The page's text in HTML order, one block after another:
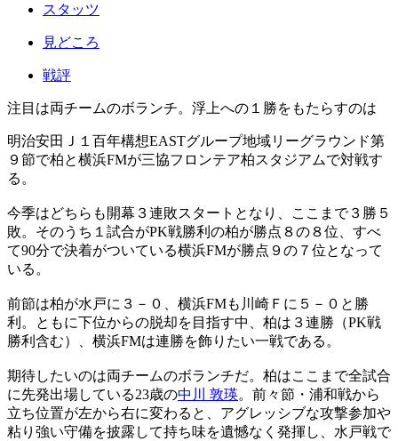
スタッツ
見どころ
戦評
注目は両チームのボランチ。浮上への１勝をもたらすのは
明治安田Ｊ１百年構想EASTグループ地域リーグラウンド第
９節で柏と横浜FMが三協フロンテア柏スタジアムで対戦す
る。
今季はどちらも開幕３連敗スタートとなり、ここまで３勝５
敗。そのうち１試合がPK戦勝利の柏が勝点８の８位、すべ
て90分で決着がついている横浜FMが勝点９の７位となって
いる。
前節は柏が水戸に３－０、横浜FMも川崎Ｆに５－０と勝
利。ともに下位からの脱却を目指す中、柏は３連勝（PK戦
勝利含む）、横浜FMは連勝を飾りたい一戦である。
期待したいのは両チームのボランチだ。柏はここまで全試合
に先発出場している23歳の中川 敦瑛。前々節・浦和戦から
立ち位置が左から右に変わると、アグレッシブな攻撃参加や
粘り強い守備を披露して持ち味を遺憾なく発揮し、水戸戦で